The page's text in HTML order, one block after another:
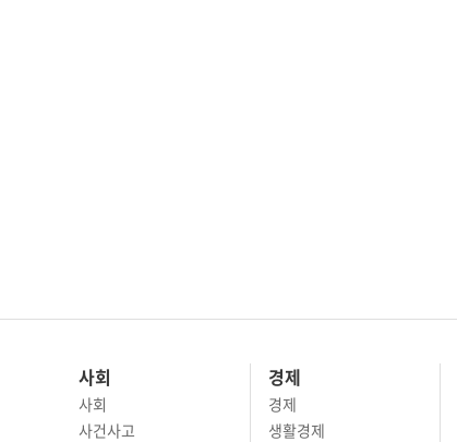
사회
사회
사건사고
경제
경제
생활경제